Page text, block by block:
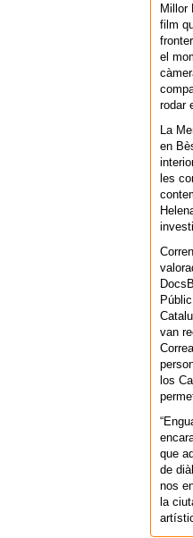
Millor
film
el
rodar
La
en
les
van
los
que
de
nos
la